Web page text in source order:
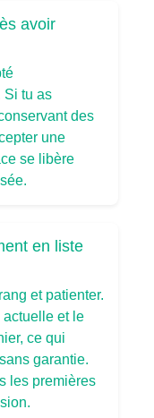
avoir
Si tu as
des
une
se libère
en liste
et patienter.
et le
ce qui
garantie.
les premières